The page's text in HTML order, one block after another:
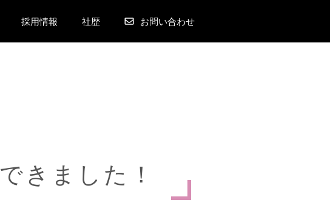
採用情報 社歴 お問い合わせ
で き ま し た ！